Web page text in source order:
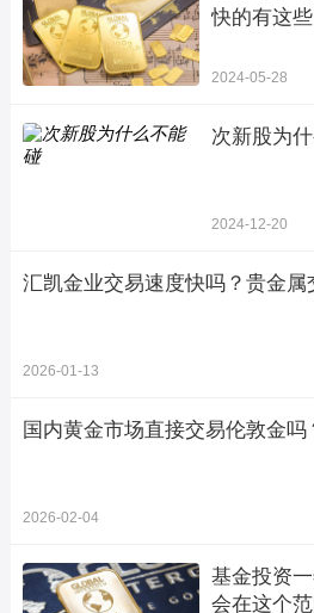
快的有这些
2024-05-28
次新股为
2024-12-20
汇凯金业交易速度快吗？贵金
2026-01-13
国内黄金市场直接交易伦敦金吗
2026-02-04
基金投资
会在这个